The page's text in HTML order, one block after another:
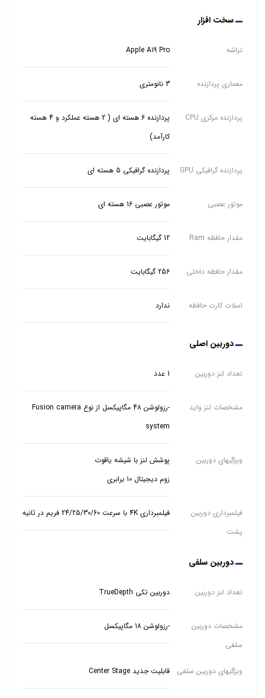
سخت افزار
تراشه Apple A19 Pro
معماری پردازنده 3 نانومتری
پردازنده مرکزی CPU
پردازنده 6 هسته ای ( 2 هسته عملکرد و 4 هسته
کارآمد)
پردازنده گرافیکی GPU پردازنده گرافیکی 5 هسته ای
موتور عصبی موتور عصبی 16 هسته ای
مقدار حافظه Ram 12 گیگابایت
مقدار حافظه داخلی 256 گیگابایت
اسلات کارت حافظه ندارد
دوربین اصلی
تعداد لنز دوربین 1 عدد
مشخصات لنز واید
-رزولوشن 48 مگاپیکسل از نوع Fusion camera
system
ویژگیهای دوربین
زوم دیجیتال ۱۰ برابری
فیلمبرداری دوربین
پشت
فیلمبرداری 4K با سرعت 24/25/30/60 فریم در ثانیه
دوربین سلفی
تعداد لنز دوربین دوربین تکی TrueDepth
مشخصات دوربین
سلفی
-رزولوشن 18 مگاپیکسل
ویژگیهای دوربین سلفی قابلیت جدید Center Stage